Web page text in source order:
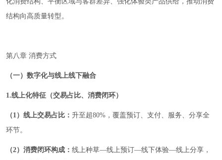
结构向高质量转型。
第八章 消费方式
（一）数字化与线上线下融合
1.线上化特征（交易占比、消费闭环）
（1）线上交易占比： 升至超80%，覆盖预订、支付、服务、分享全
环节。
（2）消费闭环构成： 线上种草—线上预订—线下体验—线上分享，